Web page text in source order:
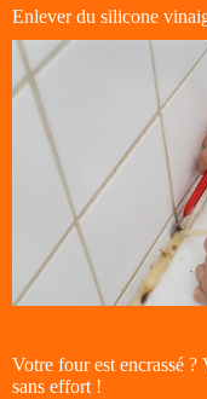
Enlever du silicone
Votre four est encrassé
sans effort !